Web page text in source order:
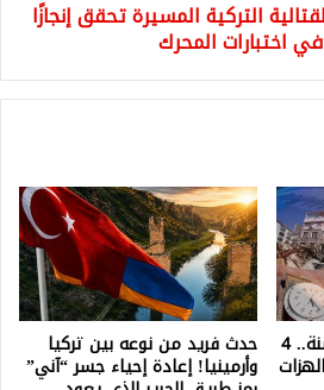
التركية المسيرة تحقق إنجازًا
اختبارات المحرك
تحذير من خبير زلازل في أضنة.. 4 حدث فريد من نوعه بين تركيا
وأرمينيا! إعادة إحياء جسر “آني”